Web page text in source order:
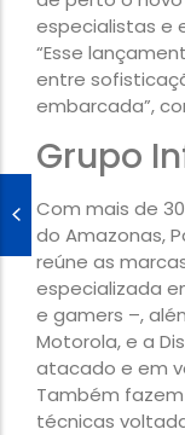
especialistas e
“Esse
entre
embarcada”,
Grupo
Com mais de
do Amazonas,
reúne as
especializada
e gamers –,
Motorola, e a
atacado e em
Também
técnicas